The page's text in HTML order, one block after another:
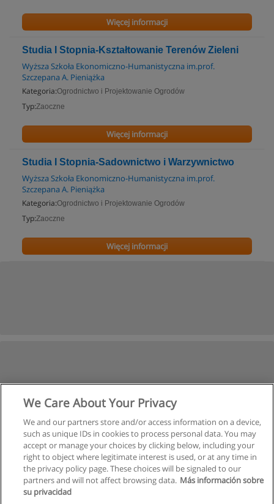
Więcej informacji
Studia I Stopnia-Kształtowanie Terenów Zieleni
Wyższa Szkoła Ekonomiczno-Humanistyczna im.prof.
Szczepana A. Pieniążka
Kategoria:Ogrodnictwo i Projektowanie Ogrodów
Typ:Zaoczne
Więcej informacji
Studia I Stopnia-Sadownictwo i Warzywnictwo
Wyższa Szkoła Ekonomiczno-Humanistyczna im.prof.
Szczepana A. Pieniążka
Kategoria:Ogrodnictwo i Projektowanie Ogrodów
Typ:Zaoczne
Więcej informacji
We Care About Your Privacy
We and our partners store and/or access information on a device,
such as unique IDs in cookies to process personal data. You may
accept or manage your choices by clicking below, including your
right to object where legitimate interest is used, or at any time in
the privacy policy page. These choices will be signaled to our
partners and will not affect browsing data. Más información sobre
su privacidad